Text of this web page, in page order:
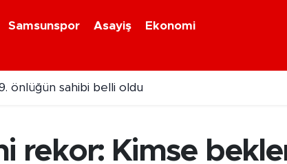
Samsunspor Asayiş
Ekonomi
metre sürüklendi
rekor: Kimse